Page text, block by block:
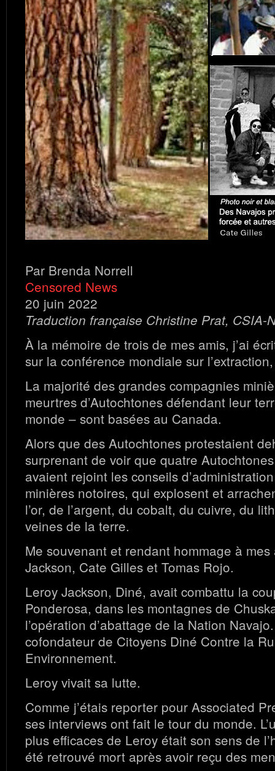
Par Brenda Norrell
Censored News
20 juin 2022
Traduction française Christine Prat, CSIA-
À la mémoire de trois de mes amis, j’ai
sur la conférence mondiale sur
La majorité des grandes compagnies
meurtres d’Autochtones défendant leur
monde – sont basées au Canada.
Alors que des Autochtones protestaient
surprenant de voir que quatre
avaient rejoint les conseils
minières notoires, qui explosent et
l’or, de l’argent, du cobalt, du cuivre, du
veines de la terre.
Me souvenant et rendant hommage à mes
Jackson, Cate Gilles et Tomas Rojo.
Leroy Jackson, Diné, avait combattu la
Ponderosa, dans les montagnes de
l’opération d’abattage de la Nation
cofondateur de Citoyens Diné Contre la
Environnement.
Leroy vivait sa lutte.
Comme j’étais reporter pour Associated
ses interviews ont fait le tour du monde.
plus efficaces de Leroy était son sens de
été retrouvé mort après avoir reçu des